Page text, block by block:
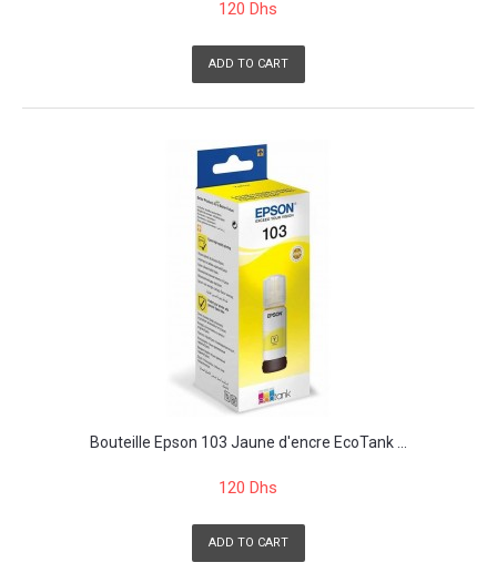
120 Dhs
ADD TO CART
Bouteille Epson 103 Jaune d'encre EcoTank ...
120 Dhs
ADD TO CART